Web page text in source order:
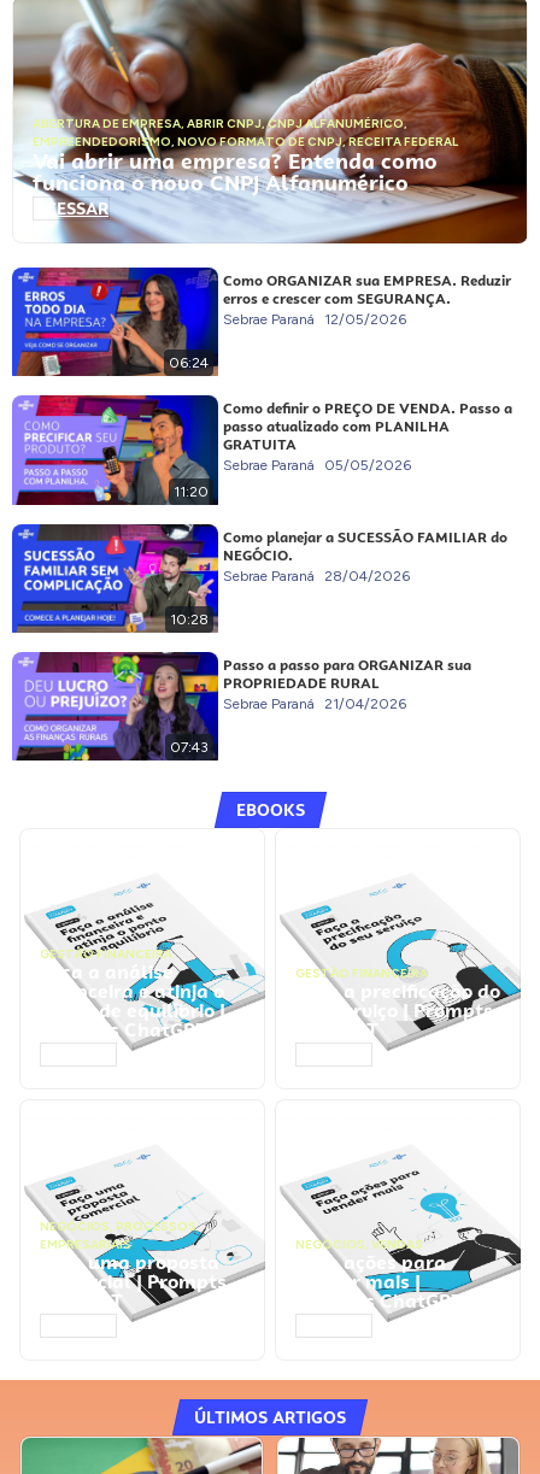
ABERTURA DE EMPRESA, ABRIR CNPJ,CNPJ ALFANUMÉRICO,
EMPREENDEDORISMO, NOVO FORMATO DE CNPJ,RECEITA FEDERAL
Vai abrir uma empresa? Entenda como
funciona o novo CNPJ Alfanumérico
ACESSAR
06:24
Como ORGANIZAR sua EMPRESA. Reduzir
erros e crescer com SEGURANÇA.
Sebrae Paraná 12/05/2026
11:20
Como definir o PREÇO DE VENDA. Passo a
passo atualizado com PLANILHA
GRATUITA
Sebrae Paraná 05/05/2026
10:28
Como planejar a SUCESSÃO FAMILIAR do
NEGÓCIO.
Sebrae Paraná 28/04/2026
07:43
Passo a passo para ORGANIZAR sua
PROPRIEDADE RURAL
Sebrae Paraná 21/04/2026
EBOOKS
GESTÃO FINANCEIRA
Faça a análise
financeira e atinja o
ponto de equilíbrio |
Prompts ChatGPT
GESTÃO FINANCEIRA
Faça a precificação do
seu serviço | Prompts
ChatGPT
NEGÓCIOS, PROCESSOS
EMPRESARIAIS
Faça uma proposta
comercial | Prompts
ChatGPT
NEGÓCIOS, VENDAS
Faça ações para
vender mais |
Prompts ChatGPT
ÚLTIMOS ARTIGOS